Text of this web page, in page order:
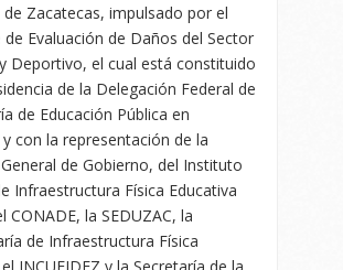
Zacatecas, impulsado por el
Evaluación de Daños del Sector
Deportivo, el cual está constituido
de la Delegación Federal de
de Educación Pública en
con la representación de la
de Gobierno, del Instituto
Infraestructura Física Educativa
CONADE, la SEDUZAC, la
de Infraestructura Física
INCUFIDEZ y la Secretaría de la